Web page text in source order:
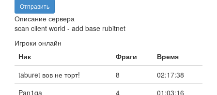
Описание сервера
scan client world - add base rubitnet
Игроки онлайн
Ник
Фраги
Время
taburet вов не торт!
8
02:17:38
Pan1qa
4
01:03:16